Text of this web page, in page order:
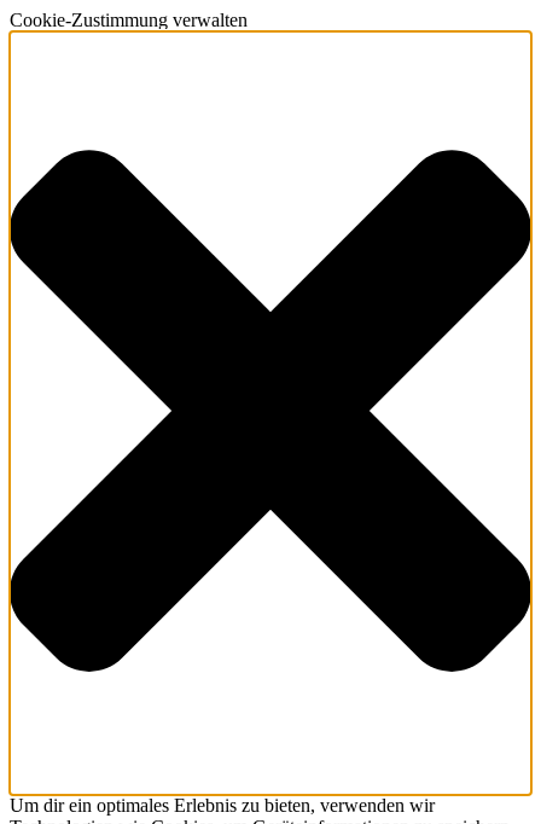
Cookie-Zustimmung verwalten
Um dir ein optimales Erlebnis zu bieten, verwenden wir